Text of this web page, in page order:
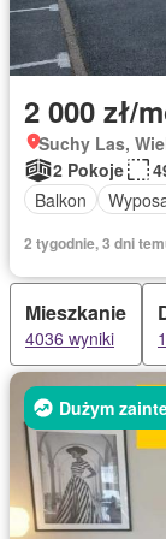
2 000 zł/
Suchy Las,
2 Pokoje
Balkon
2 tygodnie, 3 dni
Mieszkanie
4036 wyniki
Dużym